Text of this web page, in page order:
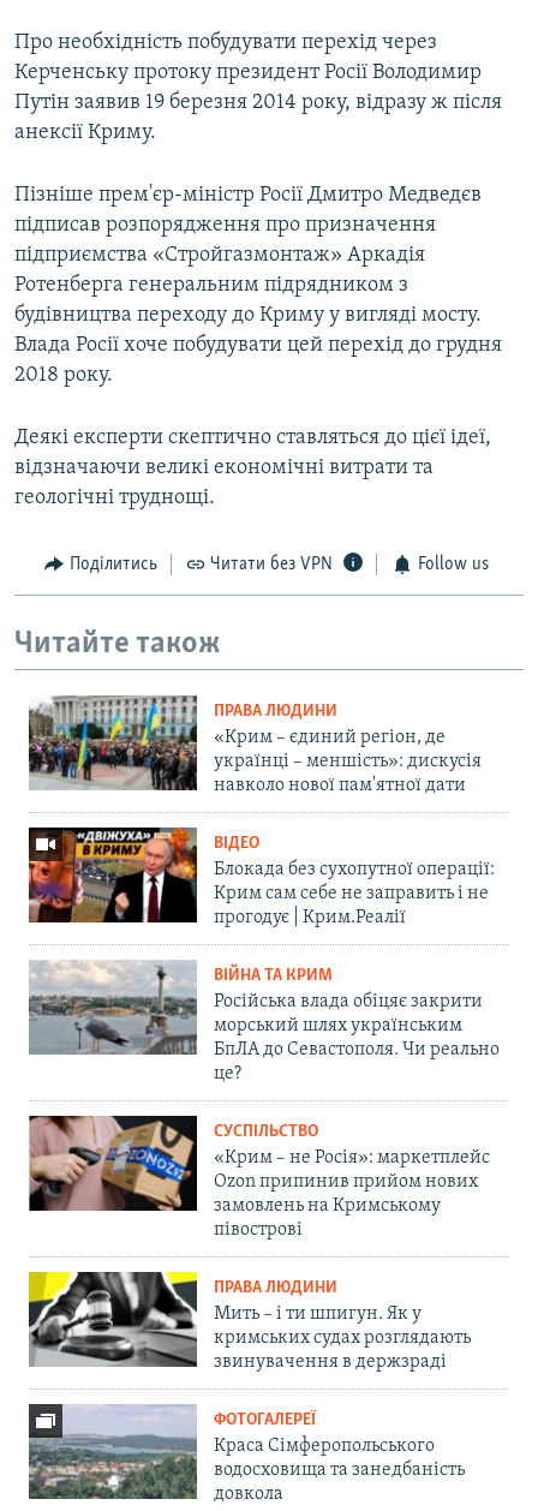
Про необхідність побудувати перехід через
Керченську протоку президент Росії Володимир
Путін заявив 19 березня 2014 року, відразу ж після
анексії Криму.
Пізніше прем'єр-міністр Росії Дмитро Медведєв
підписав розпорядження про призначення
підприємства «Стройгазмонтаж» Аркадія
Ротенберга генеральним підрядником з
будівництва переходу до Криму у вигляді мосту.
Влада Росії хоче побудувати цей перехід до грудня
2018 року.
Деякі експерти скептично ставляться до цієї ідеї,
відзначаючи великі економічні витрати та
геологічні труднощі.
Поділитись Читати без VPN Follow us
Читайте також
ПРАВА ЛЮДИНИ
«Крим – єдиний регіон, де
українці – меншість»: дискусія
навколо нової пам'ятної дати
ВІДЕО
Блокада без сухопутної операції:
Крим сам себе не заправить і не
прогодує | Крим.Реалії
ВІЙНА ТА КРИМ
Російська влада обіцяє закрити
морський шлях українським
БпЛА до Севастополя. Чи реально
це?
СУСПІЛЬСТВО
«Крим – не Росія»: маркетплейс
Ozon припинив прийом нових
замовлень на Кримському
півострові
ПРАВА ЛЮДИНИ
Мить – і ти шпигун. Як у
кримських судах розглядають
звинувачення в держзраді
ФОТОГАЛЕРЕЇ
Краса Сімферопольського
водосховища та занедбаність
довкола